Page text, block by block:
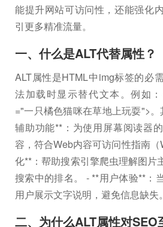
能提升网站可访问性，还能强化
引更多精准流量。
一、什么是ALT代替属性？
ALT属性是HTML中img标签的必
法加载时显示替代文本。例如：
="一只橘色猫咪在草地上玩耍">
辅助功能**：为使用屏幕阅读器
容，符合Web内容可访问性指南
化**：帮助搜索引擎爬虫理解图片
搜索中的排名。 - **用户体验**：
用户展示文字说明，避免信息缺失。
二、为什么ALT属性对SEO